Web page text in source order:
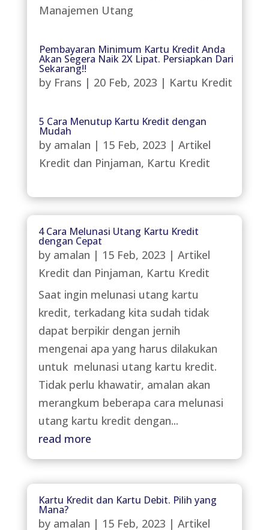
Manajemen Utang
Pembayaran Minimum Kartu Kredit Anda
Akan Segera Naik 2X Lipat. Persiapkan Dari
Sekarang!!
by Frans | 20 Feb, 2023 | Kartu Kredit
5 Cara Menutup Kartu Kredit dengan
Mudah
by amalan | 15 Feb, 2023 | Artikel
Kredit dan Pinjaman, Kartu Kredit
4 Cara Melunasi Utang Kartu Kredit
dengan Cepat
by amalan | 15 Feb, 2023 | Artikel
Kredit dan Pinjaman, Kartu Kredit
Saat ingin melunasi utang kartu
kredit, terkadang kita sudah tidak
dapat berpikir dengan jernih
mengenai apa yang harus dilakukan
untuk melunasi utang kartu kredit.
Tidak perlu khawatir, amalan akan
merangkum beberapa cara melunasi
utang kartu kredit dengan...
read more
Kartu Kredit dan Kartu Debit. Pilih yang
Mana?
by amalan | 15 Feb, 2023 | Artikel